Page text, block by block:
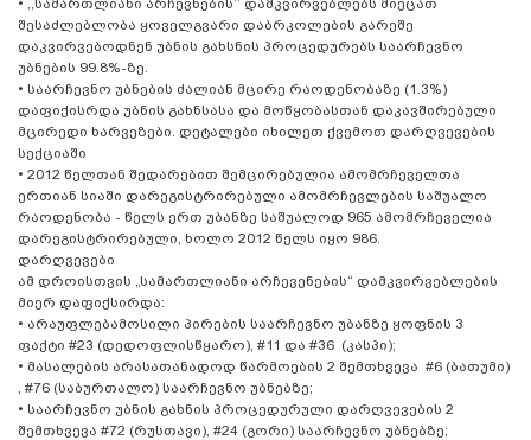
• ,,სამართლიანი არჩევნების’’ დამკვირვებლებს მიეცათ
შესაძლებლობა ყოველგვარი დაბრკოლების გარეშე
დაკვირვებოდნენ უბნის გახსნის პროცედურებს საარჩევნო
უბნების 99.8%-ზე.
• საარჩევნო უბნების ძალიან მცირე რაოდენობაზე (1.3%)
დაფიქისრდა უბნის გახნსასა და მოწყობასთან დაკავშირებული
მცირედი ხარვეზები. დეტალები იხილეთ ქვემოთ დარღვევების
სექციაში
• 2012 წელთან შედარებით შემცირებულია ამომრჩეველთა
ერთიან სიაში დარეგისტრირებული ამომრჩევლების საშუალო
რაოდენობა - წელს ერთ უბანზე საშუალოდ 965 ამომრჩეველია
დარეგისტრირებული, ხოლო 2012 წელს იყო 986.
დარღვევები
ამ დროისთვის „სამართლიანი არჩევენების“ დამკვირვებლების
მიერ დაფიქსირდა:
• არაუფლებამოსილი პირების საარჩევნო უბანზე ყოფნის 3
ფაქტი #23 (დედოფლისწყარო), #11 და #36 (კასპი);
• მასალების არასათანადოდ წარმოების 2 შემთხვევა #6 (ბათუმი)
, #76 (საბურთალო) საარჩევნო უბნებზე;
• საარჩევნო უბნის გახნის პროცედურული დარღვევების 2
შემთხვევა #72 (რუსთავი), #24 (გორი) საარჩევნო უბნებზე;